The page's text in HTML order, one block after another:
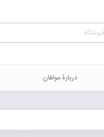
دربارۀ مولفان